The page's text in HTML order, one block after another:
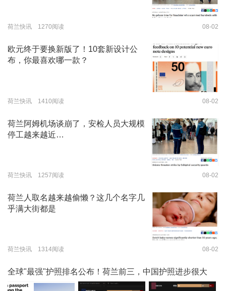
荷兰快讯 1270阅读 08-02
欧元终于要换新版了！10套新设计公
布，你最喜欢哪一款？
荷兰快讯 1410阅读 08-02
荷兰阿姆机场谈崩了，安检人员大规模
停工越来越近…
荷兰快讯 1257阅读 08-02
荷兰人取名越来越偷懒？这几个名字几
乎满大街都是
荷兰快讯 1314阅读 08-02
全球"最强"护照排名公布！荷兰前三，中国护照进步很大